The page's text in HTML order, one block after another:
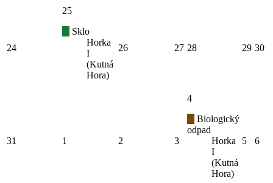
24
25
Sklo
Horka
I
(Kutná
Hora)
26 27 28 29 30
31 1 2 3
4
Biologický
odpad
Horka
I
(Kutná
Hora)
5 6